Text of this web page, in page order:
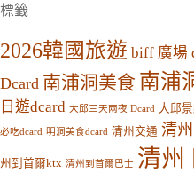
類
標籤
2026韓國旅遊 biff 廣場
Dcard 南浦洞美食 南浦
日遊dcard 大邱三天兩夜 Dcard 大邱
必吃dcard 明洞美食dcard 清州交通 清
州到首爾ktx 清州到首爾巴士 清州